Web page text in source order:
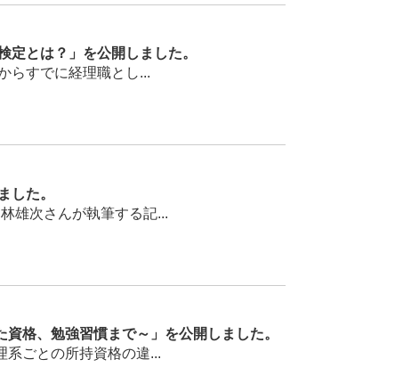
とは？」を公開しました。
らすでに経理職とし...
した。
次さんが執筆する記...
格、勉強習慣まで～」を公開しました。
系ごとの所持資格の違...